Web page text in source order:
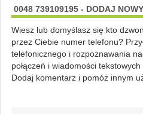
0048 739109195 - DODAJ
Wiesz lub domyślasz się kto
przez Ciebie numer telefonu?
telefonicznego i rozpoznawania
połączeń i wiadomości tekstowych
Dodaj komentarz i pomóż innym